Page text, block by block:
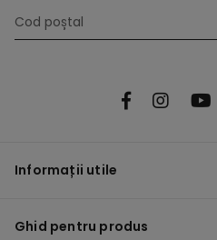
Informații utile
Ghid pentru produs